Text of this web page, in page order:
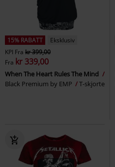
15% RABATT
Eksklusiv
KPI Fra kr 399,00
Fra kr 339,00
When The Heart Rules The Mind
Black Premium by EMP
T-skjorte